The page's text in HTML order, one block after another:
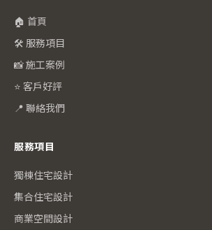
🏠 首頁
🛠️ 服務項目
📸 施工案例
⭐ 客戶好評
📍 聯絡我們
服務項目
獨棟住宅設計
集合住宅設計
商業空間設計